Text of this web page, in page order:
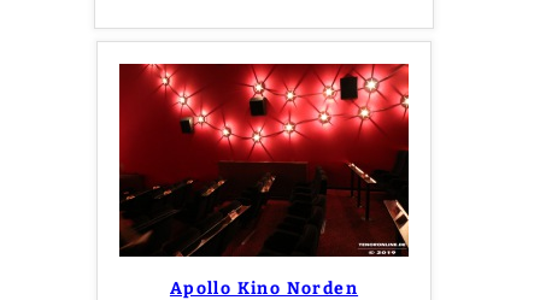
Apollo Kino Norden